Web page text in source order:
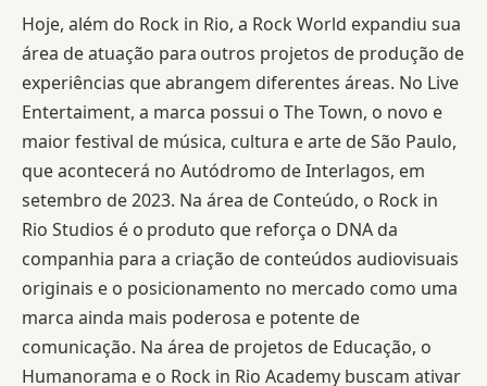
Hoje, além do Rock in Rio, a Rock World expandiu sua
área de atuação para outros projetos de produção de
experiências que abrangem diferentes áreas. No Live
Entertaiment, a marca possui o The Town, o novo e
maior festival de música, cultura e arte de São Paulo,
que acontecerá no Autódromo de Interlagos, em
setembro de 2023. Na área de Conteúdo, o Rock in
Rio Studios é o produto que reforça o DNA da
companhia para a criação de conteúdos audiovisuais
originais e o posicionamento no mercado como uma
marca ainda mais poderosa e potente de
comunicação. Na área de projetos de Educação, o
Humanorama e o Rock in Rio Academy buscam ativar